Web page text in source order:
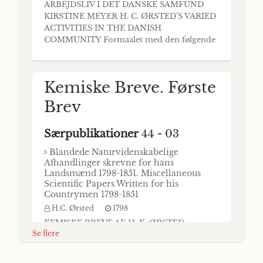
Priisskrift, med
Devise, in vitium
ducit culpæ fuga, si
caret arte. Hor., over
det for Aaret 1805
udsatte Historiske
Priisspörgsmaal:
"Hvori bestaar
Misbrugen af den saa
kaldede pragmatiske
Historie, som
Adskillige, saavel
ARBEJDSLIV I DET DANSKE SAMFUND
KIRSTINE MEYER H. C. ØRSTED’S VARIED
ACTIVITIES IN THE DANISH
COMMUNITY Formaalet med den følgende
Ørsteds Arbejde i det danske Samfund,
de Institutioner, hvortil hans Arbejde har
været knyttet, eller som han selv har skabt.
Denn
Kemiske Breve. Første
Brev
Særpublikationer44 - 03
Blandede Naturvidenskabelige
Afhandlinger skrevne for hans
Landsmænd 1798-1851. Miscellaneous
Scientific Papers Written for his
Countrymen 1798-1851
H.C. Ørsted 1798
KEMISKE BREVE AF H. K. ØRSTED
FØRSTE BREV (BIBLIOTHEK FOR PHYSIK,
Se flere